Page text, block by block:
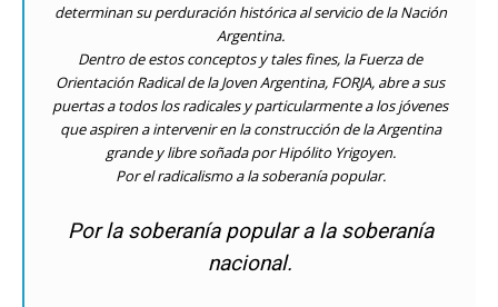
determinan su perduración histórica al servicio de la Nación
Argentina.
Dentro de estos conceptos y tales fines, la Fuerza de
Orientación Radical de la Joven Argentina, FORJA, abre a sus
puertas a todos los radicales y particularmente a los jóvenes
que aspiren a intervenir en la construcción de la Argentina
grande y libre soñada por Hipólito Yrigoyen.
Por el radicalismo a la soberanía popular.
Por la soberanía popular a la soberanía
nacional.